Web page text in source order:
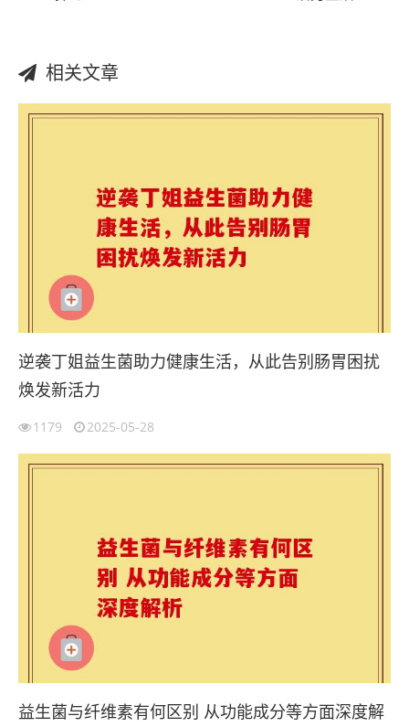
相关文章
逆袭丁姐益生菌助力健康生活，从此告别肠胃困扰
焕发新活力
1179 2025-05-28
益生菌与纤维素有何区别 从功能成分等方面深度解